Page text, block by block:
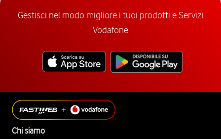
Gestisci nel modo migliore i tuoi prodotti e Servizi
Vodafone
Chi siamo